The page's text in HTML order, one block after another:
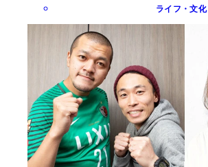
ライフ・文化